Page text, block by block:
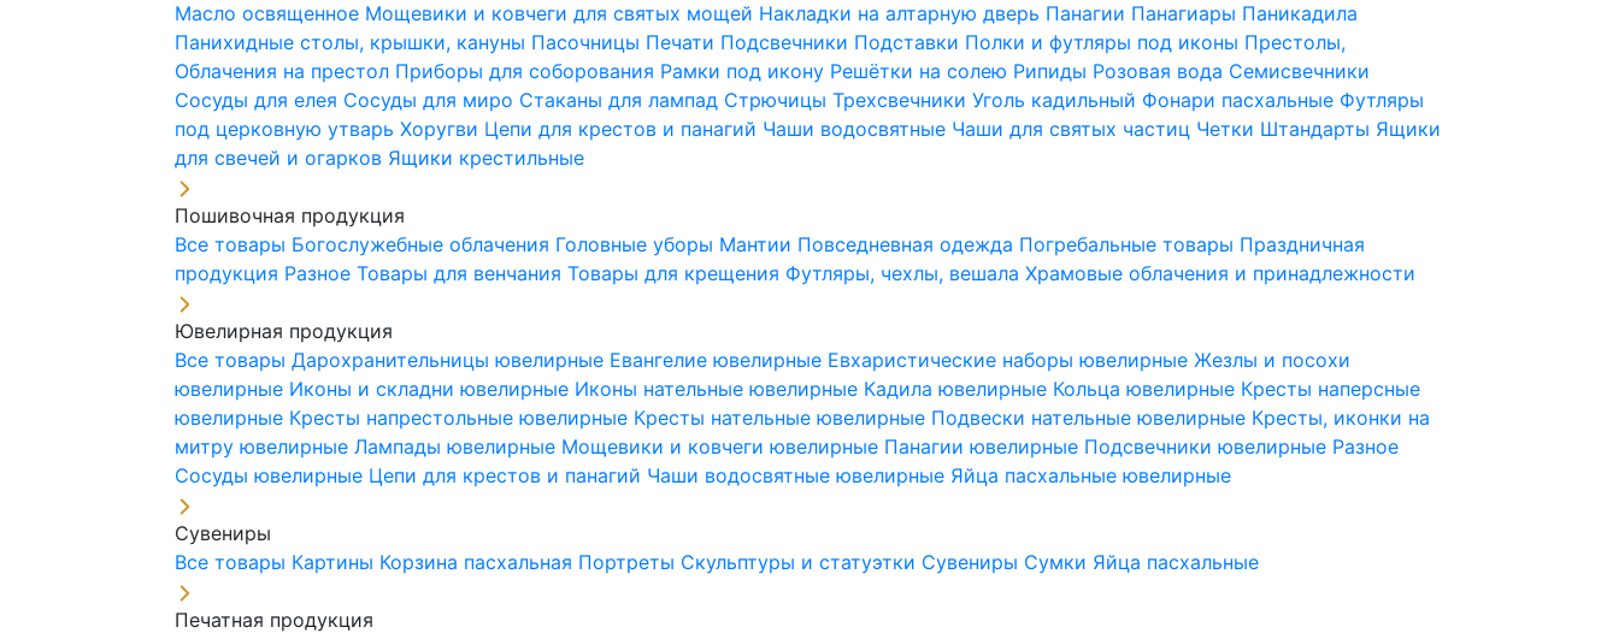
Масло освященное Мощевики и ковчеги для святых мощей Накладки на алтарную дверь Панагии Панагиары Паникадила
Панихидные столы, крышки, кануны Пасочницы Печати Подсвечники Подставки Полки и футляры под иконы Престолы,
Облачения на престол Приборы для соборования Рамки под икону Решётки на солею Рипиды Розовая вода Семисвечники
Сосуды для елея Сосуды для миро Стаканы для лампад СтрючицыТрехсвечникиУголь кадильный Фонари пасхальные Футляры
под церковную утварьХоругви Цепи для крестов и панагий Чаши водосвятные Чаши для святых частиц Четки Штандарты Ящики
для свечей и огарков Ящики крестильные
Пошивочная продукция
Все товары Богослужебные облачения Головные уборы Мантии Повседневная одежда Погребальные товары Праздничная
продукция РазноеТовары для венчанияТовары для крещения Футляры, чехлы, вешалаХрамовые облачения и принадлежности
Ювелирная продукция
Все товарыДарохранительницы ювелирные Евангелие ювелирные Евхаристические наборы ювелирныеЖезлы и посохи
ювелирные Иконы и складни ювелирные Иконы нательные ювелирные Кадила ювелирные Кольца ювелирные Кресты наперсные
ювелирные Кресты напрестольные ювелирные Кресты нательные ювелирные Подвески нательные ювелирные Кресты, иконки на
митру ювелирныеЛампады ювелирные Мощевики и ковчеги ювелирные Панагии ювелирные Подсвечники ювелирные Разное
Сосуды ювелирные Цепи для крестов и панагий Чаши водосвятные ювелирные Яйца пасхальные ювелирные
Сувениры
Все товары Картины Корзина пасхальная Портреты Скульптуры и статуэтки Сувениры Сумки Яйца пасхальные
Печатная продукция